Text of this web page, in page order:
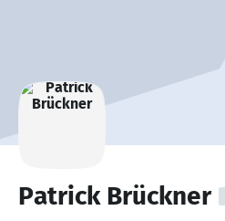
Patrick Brückner